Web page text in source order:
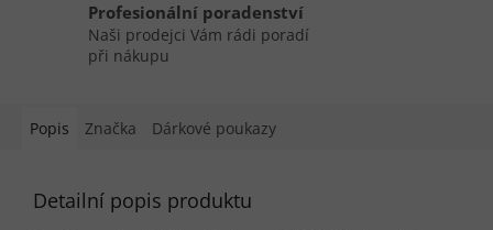
Profesionální poradenství
Naši prodejci Vám rádi poradí
při nákupu
Popis Značka Dárkové poukazy
Detailní popis produktu